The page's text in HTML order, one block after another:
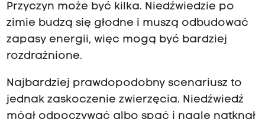
Przyczyn może być kilka. Niedźwiedzie po
zimie budzą się głodne i muszą odbudować
zapasy energii, więc mogą być bardziej
rozdrażnione.
Najbardziej prawdopodobny scenariusz to
jednak zaskoczenie zwierzęcia. Niedźwiedź
mógł odpoczywać albo spać i nagle natknął